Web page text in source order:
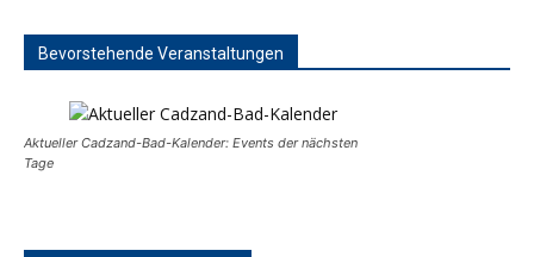
Bevorstehende Veranstaltungen
Aktueller Cadzand-Bad-Kalender: Events der nächsten
Tage